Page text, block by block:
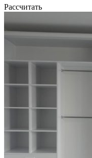
Рассчитать